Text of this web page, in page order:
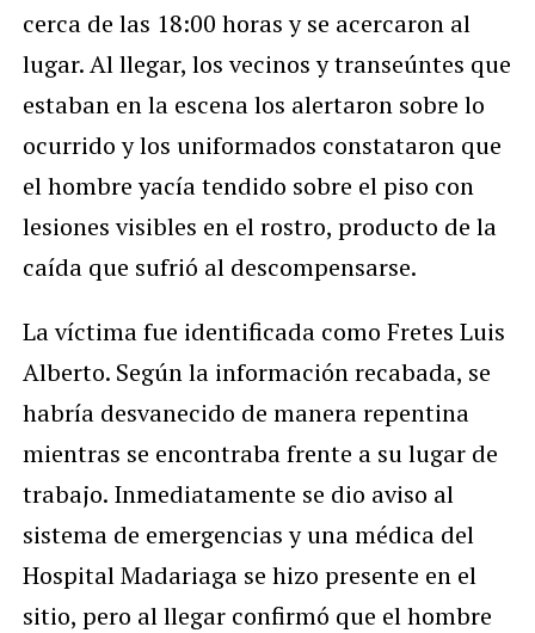
cerca de las 18:00 horas y se acercaron al
lugar. Al llegar, los vecinos y transeúntes que
estaban en la escena los alertaron sobre lo
ocurrido y los uniformados constataron que
el hombre yacía tendido sobre el piso con
lesiones visibles en el rostro, producto de la
caída que sufrió al descompensarse.
La víctima fue identificada como Fretes Luis
Alberto. Según la información recabada, se
habría desvanecido de manera repentina
mientras se encontraba frente a su lugar de
trabajo. Inmediatamente se dio aviso al
sistema de emergencias y una médica del
Hospital Madariaga se hizo presente en el
sitio, pero al llegar confirmó que el hombre